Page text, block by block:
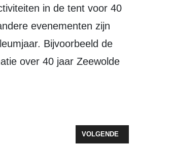
evenementen zijn
Bijvoorbeeld de
over 40 jaar Zeewolde
STICHTING POLITIEVETERAAN (ZEEWOLDE)
VOLGENDE ARTIKEL:
VOLGENDE